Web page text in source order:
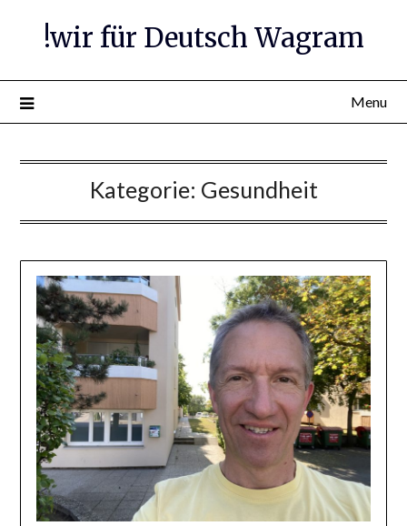
!wir für Deutsch Wagram
Menu
Kategorie: Gesundheit